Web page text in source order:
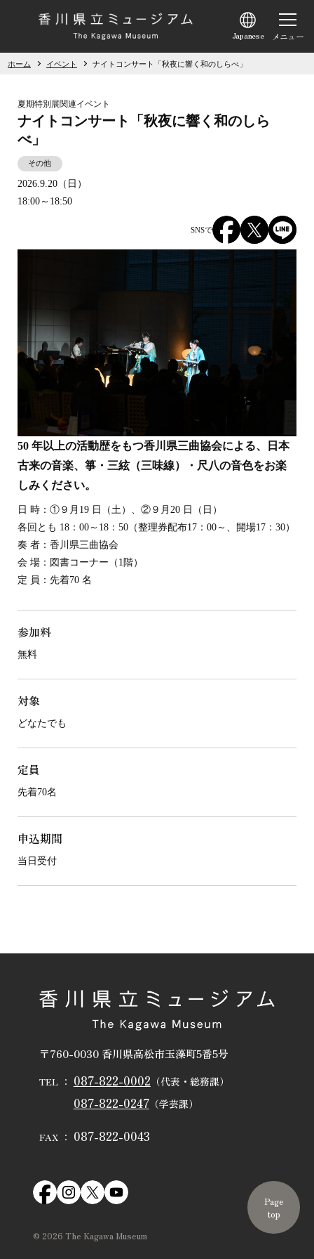
択
る
言
ト
へ
ホーム イベント ナイトコンサート「秋夜に響く和のしらべ」
夏期特別展関連イベント
ナイトコンサート「秋夜に響く和のしら
べ」
その他
2026.9.20（日）
18:00～18:50
SNSでシェアする
50 年以上の活動歴をもつ香川県三曲協会による、日本
古来の音楽、箏・三絃（三味線）・尺八の音色をお楽
しみください。
日 時：①９月19 日（土）、②９月20 日（日）
各回とも 18：00～18：50（整理券配布17：00～、開場17：30）
奏 者：香川県三曲協会
会 場：図書コーナー（1階）
定 員：先着70 名
参加料
無料
対象
どなたでも
定員
先着70名
申込期間
当日受付
〒760-0030 香川県高松市玉藻町5番5号
TEL ： 087-822-0002 （代表・総務課）
087-822-0247（学芸課）
FAX ： 087-822-0043
© 2026 The Kagawa Museum
Page
top